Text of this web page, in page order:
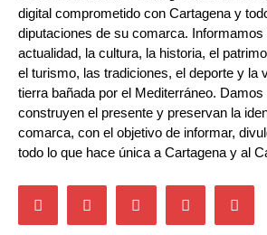
digital comprometido con Cartagena y
diputaciones de su comarca.
actualidad, la cultura, la historia, el
el turismo, las tradiciones, el deporte y la
tierra bañada por el Mediterráneo.
construyen el presente y preservan la
comarca, con el objetivo de informar,
todo lo que hace única a Cartagena y al